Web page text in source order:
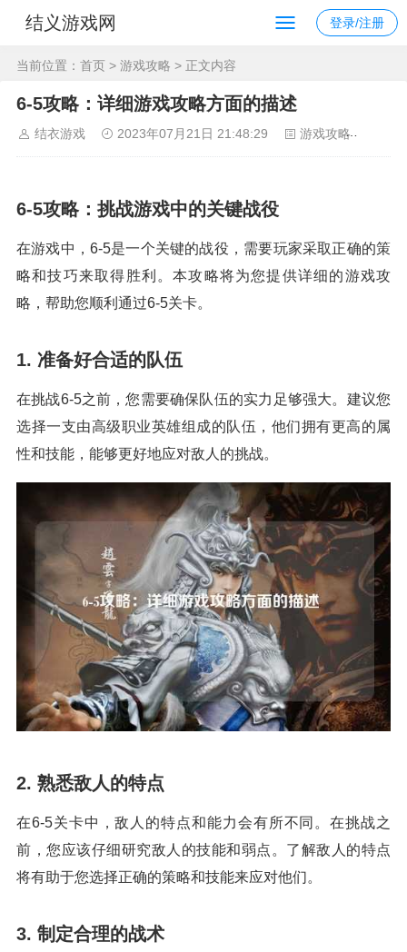
结义游戏网 登录/注册
当前位置： 首页 > 游戏攻略 > 正文内容
6-5攻略：详细游戏攻略方面的描述
结衣游戏 2023年07月21日 21:48:29 游戏攻略
6-5攻略：挑战游戏中的关键战役
在游戏中，6-5是一个关键的战役，需要玩家采取正确的策
略和技巧来取得胜利。本攻略将为您提供详细的游戏攻
略，帮助您顺利通过6-5关卡。
1. 准备好合适的队伍
在挑战6-5之前，您需要确保队伍的实力足够强大。建议您
选择一支由高级职业英雄组成的队伍，他们拥有更高的属
性和技能，能够更好地应对敌人的挑战。
2. 熟悉敌人的特点
在6-5关卡中，敌人的特点和能力会有所不同。在挑战之
前，您应该仔细研究敌人的技能和弱点。了解敌人的特点
将有助于您选择正确的策略和技能来应对他们。
3. 制定合理的战术